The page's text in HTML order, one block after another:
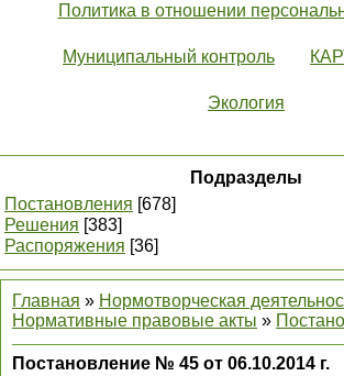
Политика в отношении
Муниципальный контроль
Экология
Подразделы
Постановления [678]
Решения [383]
Распоряжения [36]
Главная » Нормотворческая
Нормативные правовые акты »
Постановление № 45 от 06.10.2014 г.